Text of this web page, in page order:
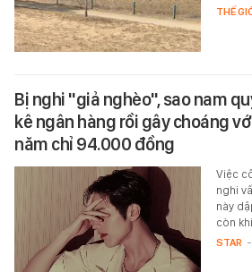
THẾ
Bị nghi "giả nghèo", sao nam
kê ngân hàng rồi gây choáng
năm chỉ 94.000 đồng
Việc
nghi
này
còn
STAR -